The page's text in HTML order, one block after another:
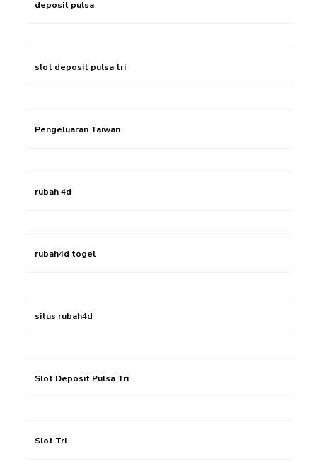
deposit pulsa
slot deposit pulsa tri
Pengeluaran Taiwan
rubah 4d
rubah4d togel
situs rubah4d
Slot Deposit Pulsa Tri
Slot Tri